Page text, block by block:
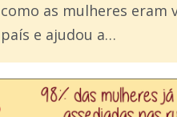
como as mulheres eram
país e ajudou a…